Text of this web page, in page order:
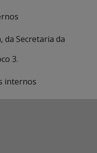
da Secretaria da
3.
internos